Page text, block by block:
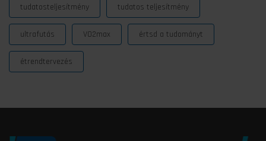
tudatosteljesítmény tudatos teljesítmény
ultrafutás VO2max értsd a tudományt
étrendtervezés